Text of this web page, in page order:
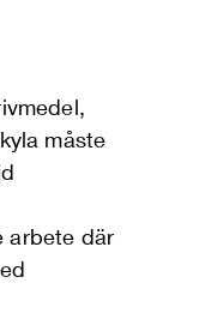
måste
arbete där